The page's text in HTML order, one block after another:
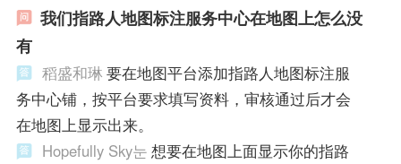
我们指路人地图标注服务中心在地图上怎么没
有
稻盛和琳 要在地图平台添加指路人地图标注服
务中心铺，按平台要求填写资料，审核通过后才会
在地图上显示出来。
Hopefully Sky눈 想要在地图上面显示你的指路